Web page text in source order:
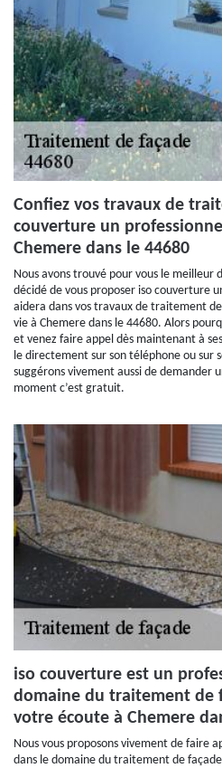
Confiez vos travaux de
couverture un
Chemere dans le 44680
Nous avons trouvé pour vous le meilleur
décidé de vous proposer iso couverture
aidera dans vos travaux de traitement
vie à Chemere dans le 44680. Alors
et venez faire appel dès maintenant à
le directement sur son téléphone ou sur
suggérons vivement aussi de demander
moment c’est gratuit.
iso couverture est un
domaine du traitement de
votre écoute à Chemere
Nous vous proposons vivement de faire
dans le domaine du traitement de